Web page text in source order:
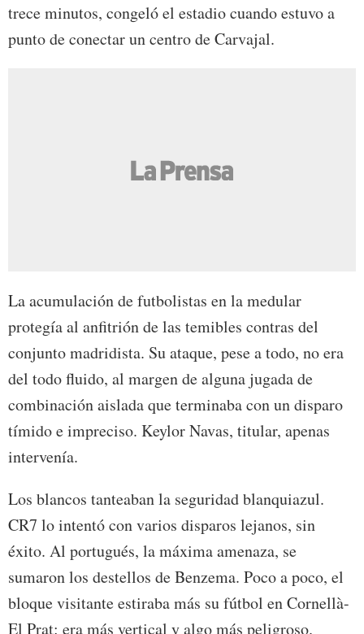
trece minutos, congeló el estadio cuando estuvo a
punto de conectar un centro de Carvajal.
La acumulación de futbolistas en la medular
protegía al anfitrión de las temibles contras del
conjunto madridista. Su ataque, pese a todo, no era
del todo fluido, al margen de alguna jugada de
combinación aislada que terminaba con un disparo
tímido e impreciso. Keylor Navas, titular, apenas
intervenía.
Los blancos tanteaban la seguridad blanquiazul.
CR7 lo intentó con varios disparos lejanos, sin
éxito. Al portugués, la máxima amenaza, se
sumaron los destellos de Benzema. Poco a poco, el
bloque visitante estiraba más su fútbol en Cornellà-
El Prat: era más vertical y algo más peligroso.